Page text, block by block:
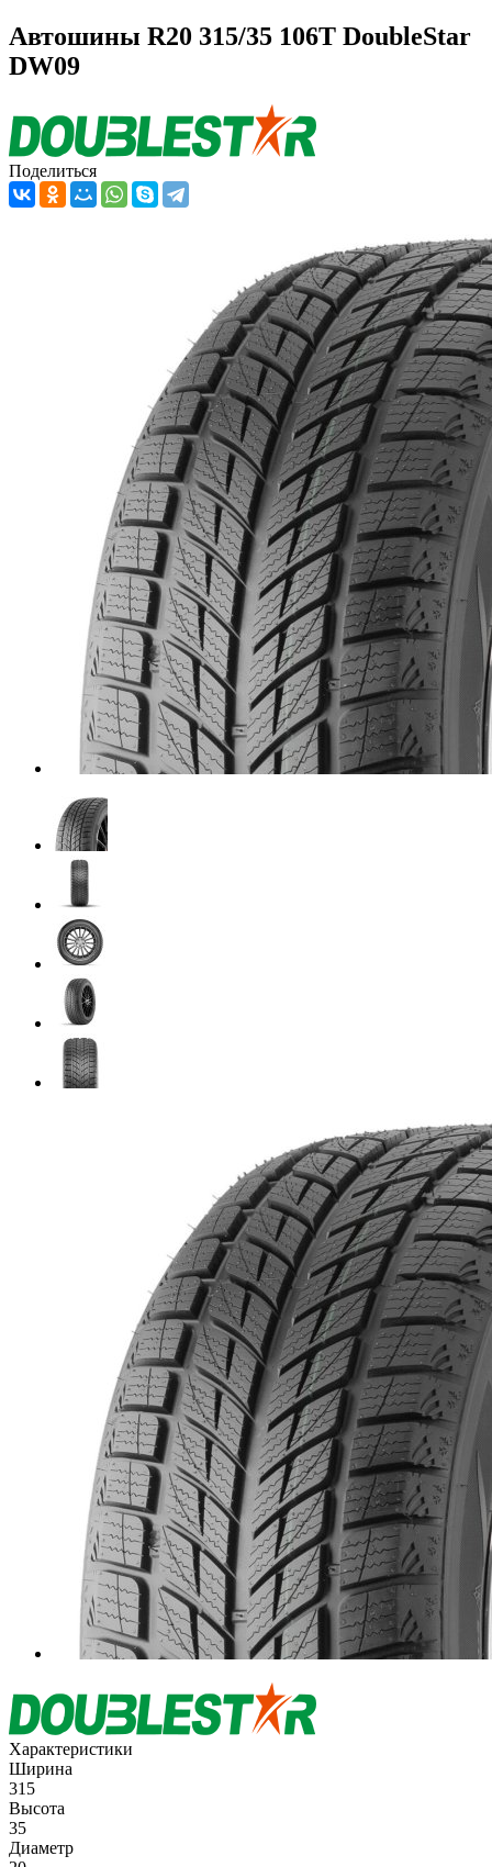
Автошины R20 315/35 106T DoubleStar
DW09
Поделиться
Характеристики
Ширина
315
Высота
35
Диаметр